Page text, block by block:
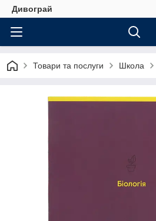
Дивограй
Товари та послуги Школа